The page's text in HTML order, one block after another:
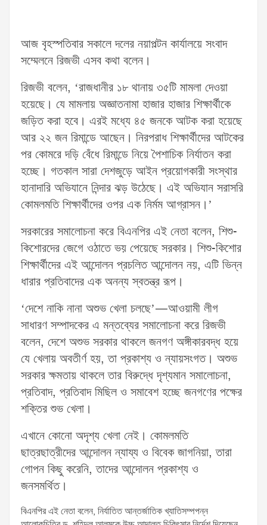
আজ বৃহস্পতিবার সকালে দলের নয়াপল্টন কার্যালয়ে সংবাদ
সম্মেলনে রিজভী এসব কথা বলেন।
রিজভী বলেন, ‘রাজধানীর ১৮ থানায় ৩৫টি মামলা দেওয়া
হয়েছে। যে মামলায় অজ্ঞাতনামা হাজার হাজার শিক্ষার্থীকে
জড়িত করা হবে। এরই মধ্যে ৪৫ জনকে আটক করা হয়েছে
আর ২২ জন রিমান্ডে আছেন। নিরপরাধ শিক্ষার্থীদের আটকের
পর কোমরে দড়ি বেঁধে রিমান্ডে নিয়ে পৈশাচিক নির্যাতন করা
হচ্ছে। গতকাল সারা দেশজুড়ে আইন প্রয়োগকারী সংস্থার
হানাদারি অভিযানে নিন্দার ঝড় উঠেছে। এই অভিযান সরাসরি
কোমলমতি শিক্ষার্থীদের ওপর এক নির্মম আগ্রাসন।’
সরকারের সমালোচনা করে বিএনপির এই নেতা বলেন, শিশু-
কিশোরদের জেগে ওঠাতে ভয় পেয়েছে সরকার। শিশু-কিশোর
শিক্ষার্থীদের এই আন্দোলন প্রচলিত আন্দোলন নয়, এটি ভিন্ন
ধারার প্রতিবাদের এক অনন্য স্বতন্ত্র রূপ।
‘দেশে নাকি নানা অশুভ খেলা চলছে’—আওয়ামী লীগ
সাধারণ সম্পাদকের এ মন্তব্যের সমালোচনা করে রিজভী
বলেন, দেশে অশুভ সরকার থাকলে জনগণ অঙ্গীকারবদ্ধ হয়ে
যে খেলায় অবতীর্ণ হয়, তা প্রকাশ্য ও ন্যায়সংগত। অশুভ
সরকার ক্ষমতায় থাকলে তার বিরুদ্ধে দৃশ্যমান সমালোচনা,
প্রতিবাদ, প্রতিবাদ মিছিল ও সমাবেশ হচ্ছে জনগণের পক্ষের
শক্তির শুভ খেলা।
এখানে কোনো অদৃশ্য খেলা নেই। কোমলমতি
ছাত্রছাত্রীদের আন্দোলন ন্যায্য ও বিবেক জাগনিয়া, তারা
গোপন কিছু করেনি, তাদের আন্দোলন প্রকাশ্য ও
জনসমর্থিত।
বিএনপির এই নেতা বলেন, নির্যাতিত আন্তর্জাতিক খ্যাতিসম্পপন্ন